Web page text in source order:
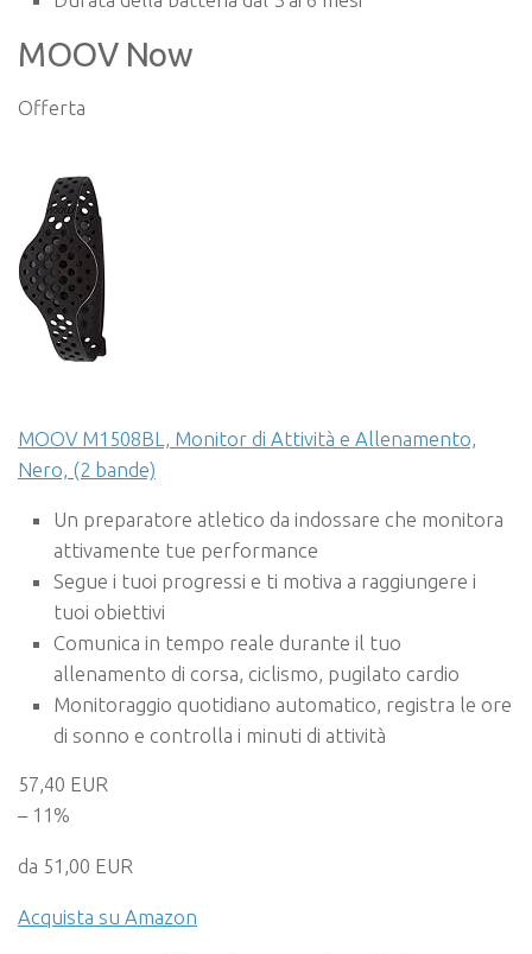
MOOV Now
Offerta
MOOV M1508BL, Monitor di Attività e Allenamento,
Nero, (2 bande)
Un preparatore atletico da indossare che monitora
attivamente tue performance
Segue i tuoi progressi e ti motiva a raggiungere i
tuoi obiettivi
Comunica in tempo reale durante il tuo
allenamento di corsa, ciclismo, pugilato cardio
Monitoraggio quotidiano automatico, registra le ore
di sonno e controlla i minuti di attività
57,40 EUR
– 11%
da 51,00 EUR
Acquista su Amazon